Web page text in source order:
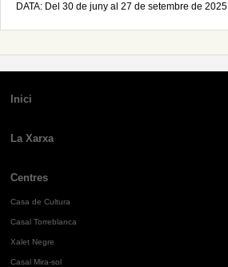
DATA: Del 30 de juny al 27 de setembre de 2025
Inici
La Xarxa
Centres
Casa de Cultura
Casal Torreblanca
Xalet Negre
Casal Mira-sol